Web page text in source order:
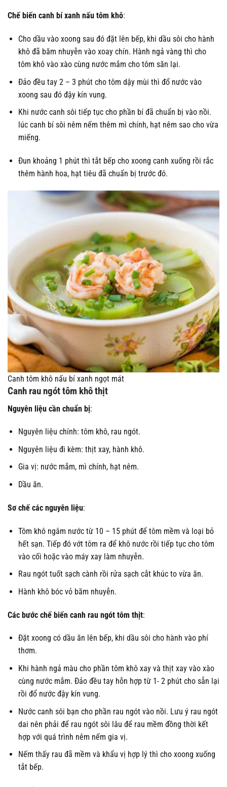
Chế biến canh bí xanh nấu tôm khô:
Cho dầu vào xoong sau đó đặt lên bếp, khi dầu sôi cho hành
khô đã băm nhuyễn vào xoay chín. Hành ngả vàng thì cho
tôm khô vào xào cùng nước mắm cho tôm săn lại.
Đảo đều tay 2 – 3 phút cho tôm dậy mùi thì đổ nước vào
xoong sau đó đậy kín vung.
Khi nước canh sôi tiếp tục cho phần bí đã chuẩn bị vào nồi.
lúc canh bí sôi nêm nếm thêm mì chính, hạt nêm sao cho vừa
miếng.
Đun khoảng 1 phút thì tắt bếp cho xoong canh xuống rồi rắc
thêm hành hoa, hạt tiêu đã chuẩn bị trước đó.
Canh tôm khô nấu bí xanh ngọt mát
Canh rau ngót tôm khô thịt
Nguyên liệu cần chuẩn bị:
Nguyên liệu chính: tôm khô, rau ngót.
Nguyên liệu đi kèm: thịt xay, hành khô.
Gia vị: nước mắm, mì chính, hạt nêm.
Dầu ăn.
Sơ chế các nguyên liệu:
Tôm khô ngâm nước từ 10 – 15 phút để tôm mềm và loại bỏ
hết sạn. Tiếp đó vớt tôm ra để khô nước rồi tiếp tục cho tôm
vào cối hoặc vào máy xay làm nhuyễn.
Rau ngót tuốt sạch cành rồi rửa sạch cắt khúc to vừa ăn.
Hành khô bóc vỏ băm nhuyễn.
Các bước chế biến canh rau ngót tôm thịt:
Đặt xoong có dầu ăn lên bếp, khi dầu sôi cho hành vào phí
thơm.
Khi hành ngả màu cho phần tôm khô xay và thịt xay vào xào
cùng nước mắm. Đảo đều tay hỗn hợp từ 1- 2 phút cho sẵn lại
rồi đổ nước đậy kín vung.
Nước canh sôi bạn cho phần rau ngót vào nồi. Lưu ý rau ngót
dai nên phải để rau ngót sôi lâu để rau mềm đồng thời kết
hợp với quá trình nêm nếm gia vị.
Nếm thấy rau đã mềm và khẩu vị hợp lý thì cho xoong xuống
tắt bếp.